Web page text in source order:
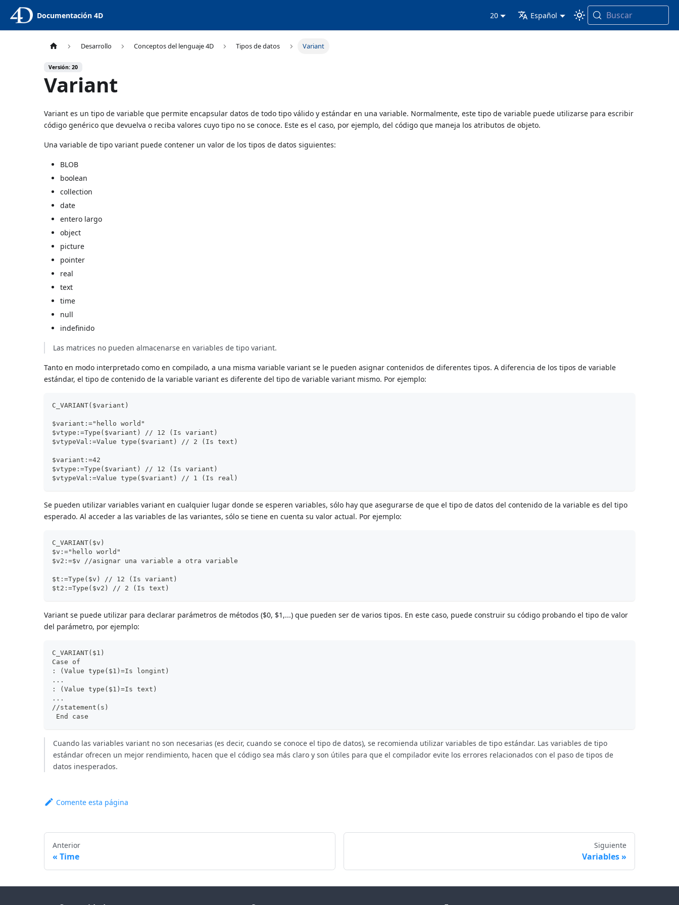
Documentación 4D 20 Español Buscar
Desarrollo Conceptos del lenguaje 4D Tipos de datos Variant
Versión: 20
Variant
Variant es un tipo de variable que permite encapsular datos de todo tipo válido y estándar en una variable. Normalmente, este tipo de variable puede utilizarse para escribir
código genérico que devuelva o reciba valores cuyo tipo no se conoce. Este es el caso, por ejemplo, del código que maneja los atributos de objeto.
Una variable de tipo variant puede contener un valor de los tipos de datos siguientes:
BLOB
boolean
collection
date
entero largo
object
picture
pointer
real
text
time
null
indefinido
Las matrices no pueden almacenarse en variables de tipo variant.
Tanto en modo interpretado como en compilado, a una misma variable variant se le pueden asignar contenidos de diferentes tipos. A diferencia de los tipos de variable
estándar, el tipo de contenido de la variable variant es diferente del tipo de variable variant mismo. Por ejemplo:
C_VARIANT($variant)
$variant:="hello world"
$vtype:=Type($variant) // 12 (Is variant)
$vtypeVal:=Value type($variant) // 2 (Is text)
$variant:=42
$vtype:=Type($variant) // 12 (Is variant)
$vtypeVal:=Value type($variant) // 1 (Is real)
Se pueden utilizar variables variant en cualquier lugar donde se esperen variables, sólo hay que asegurarse de que el tipo de datos del contenido de la variable es del tipo
esperado. Al acceder a las variables de las variantes, sólo se tiene en cuenta su valor actual. Por ejemplo:
C_VARIANT($v)
$v:="hello world"
$v2:=$v //asignar una variable a otra variable
$t:=Type($v) // 12 (Is variant)
$t2:=Type($v2) // 2 (Is text)
Variant se puede utilizar para declarar parámetros de métodos ($0, $1,...) que pueden ser de varios tipos. En este caso, puede construir su código probando el tipo de valor
del parámetro, por ejemplo:
C_VARIANT($1)
Case of
: (Value type($1)=Is longint)
...
: (Value type($1)=Is text)
...
//statement(s)
End case
Cuando las variables variant no son necesarias (es decir, cuando se conoce el tipo de datos), se recomienda utilizar variables de tipo estándar. Las variables de tipo
estándar ofrecen un mejor rendimiento, hacen que el código sea más claro y son útiles para que el compilador evite los errores relacionados con el paso de tipos de
datos inesperados.
Comente esta página
Anterior
Time
Siguiente
Variables